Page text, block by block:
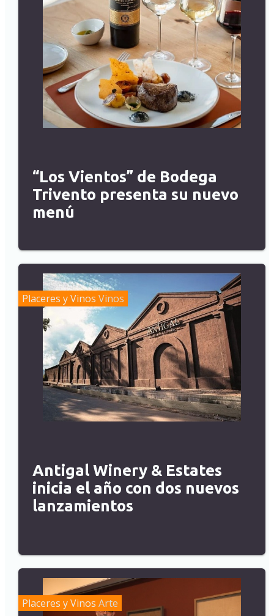
“Los Vientos” de Bodega
Trivento presenta su nuevo
menú
Placeres y Vinos Vinos
Antigal Winery & Estates
inicia el año con dos nuevos
lanzamientos
Placeres y Vinos Arte